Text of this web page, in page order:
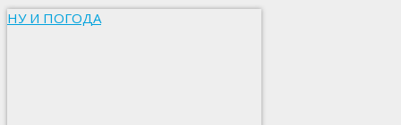
НУ И ПОГОДА